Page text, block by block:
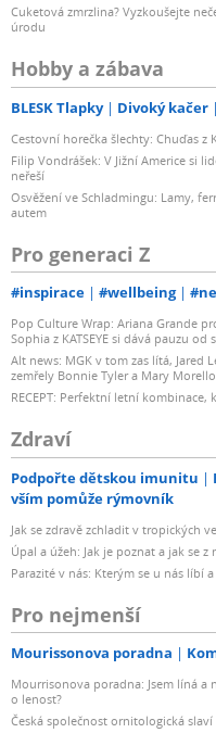
Cuketová zmrzlina? Vyzkoušejte
úrodu
Hobby a zábava
BLESK Tlapky Divoký kačer
Cestovní horečka šlechty: Chuďas z
Filip Vondrášek: V Jižní Americe si
neřeší
Osvěžení ve Schladmingu: Lamy,
autem
Pro generaci Z
#inspirace #wellbeing
Pop Culture Wrap: Ariana Grande
Sophia z KATSEYE si dává pauzu od
Alt news: MGK v tom zas lítá,
zemřely Bonnie Tyler a Mary Morello
RECEPT: Perfektní letní
Zdraví
Podpořte dětskou imunitu
vším pomůže rýmovník
Jak se zdravě zchladit v tropických
Úpal a úžeh: Jak je poznat a jak se
Parazité v nás: Kterým se u nás líbí
Pro nejmenší
Mourissonova poradna
Mourrisonova poradna: Jsem líná a
o lenost?
Česká společnost ornitologická slaví